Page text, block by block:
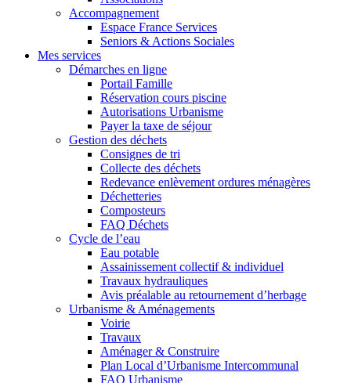
Accompagnement
Espace France Services
Seniors & Actions Sociales
Mes services
Démarches en ligne
Portail Famille
Réservation cours piscine
Autorisations Urbanisme
Payer la taxe de séjour
Gestion des déchets
Consignes de tri
Collecte des déchets
Redevance enlèvement ordures ménagères
Déchetteries
Composteurs
FAQ Déchets
Cycle de l’eau
Eau potable
Assainissement collectif & individuel
Travaux hydrauliques
Avis préalable au retournement d’herbage
Urbanisme & Aménagements
Voirie
Travaux
Aménager & Construire
Plan Local d’Urbanisme Intercommunal
FAQ Urbanisme